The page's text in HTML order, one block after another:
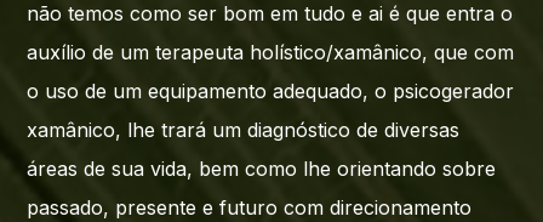
não temos como ser bom em tudo e ai é que entra o
auxílio de um terapeuta holístico/xamânico, que com
o uso de um equipamento adequado, o psicogerador
xamânico, lhe trará um diagnóstico de diversas
áreas de sua vida, bem como lhe orientando sobre
passado, presente e futuro com direcionamento